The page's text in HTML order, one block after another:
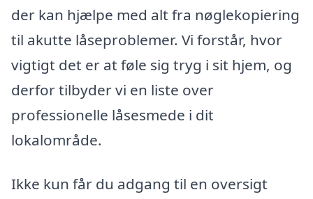
der kan hjælpe med alt fra nøglekopiering
til akutte låseproblemer. Vi forstår, hvor
vigtigt det er at føle sig tryg i sit hjem, og
derfor tilbyder vi en liste over
professionelle låsesmede i dit
lokalområde.
Ikke kun får du adgang til en oversigt